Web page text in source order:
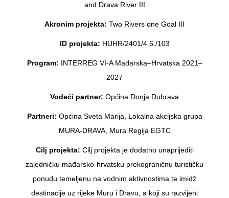
and Drava River III
Akronim projekta: Two Rivers one Goal III
ID projekta: HUHR/2401/4.6./103
Program: INTERREG VI-A Mađarska–Hrvatska 2021–
2027
Vodeći partner: Općina Donja Dubrava
Partneri: Općina Sveta Marija, Lokalna akcijska grupa
MURA-DRAVA, Mura Regija EGTC
Cilj projekta: Cilj projekta je dodatno unaprijediti
zajedničku mađarsko-hrvatsku prekograničnu turističku
ponudu temeljenu na vodnim aktivnostima te imidž
destinacije uz rijeke Muru i Dravu, a koji su razvijeni